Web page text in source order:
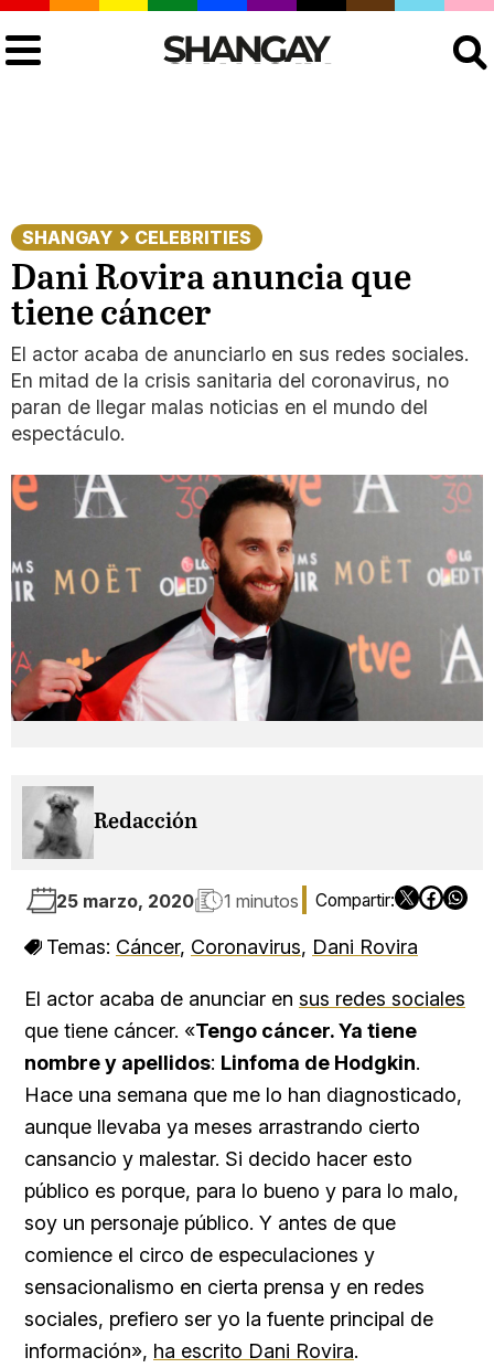
SHANGAY CELEBRITIES
Dani Rovira anuncia que
tiene cáncer
El actor acaba de anunciarlo en sus redes sociales.
En mitad de la crisis sanitaria del coronavirus, no
paran de llegar malas noticias en el mundo del
espectáculo.
Redacción
25 marzo, 2020 1 minutos
Temas: Cáncer, Coronavirus, Dani Rovira
El actor acaba de anunciar en sus redes sociales
que tiene cáncer. «Tengo cáncer. Ya tiene
nombre y apellidos: Linfoma de Hodgkin.
Hace una semana que me lo han diagnosticado,
aunque llevaba ya meses arrastrando cierto
cansancio y malestar. Si decido hacer esto
público es porque, para lo bueno y para lo malo,
soy un personaje público. Y antes de que
comience el circo de especulaciones y
sensacionalismo en cierta prensa y en redes
sociales, prefiero ser yo la fuente principal de
información», ha escrito Dani Rovira.